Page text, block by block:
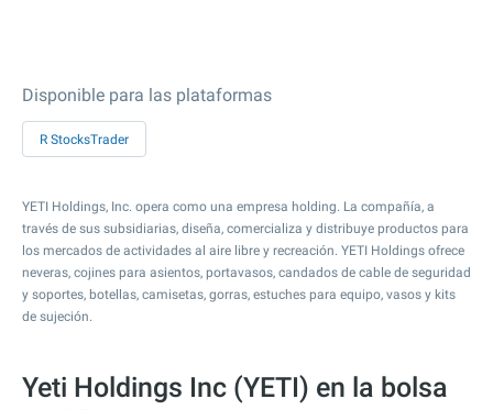
Disponible para las plataformas
R StocksTrader
YETI Holdings, Inc. opera como una empresa holding. La compañía, a
través de sus subsidiarias, diseña, comercializa y distribuye productos para
los mercados de actividades al aire libre y recreación. YETI Holdings ofrece
neveras, cojines para asientos, portavasos, candados de cable de seguridad
y soportes, botellas, camisetas, gorras, estuches para equipo, vasos y kits
de sujeción.
Yeti Holdings Inc (YETI) en la bolsa